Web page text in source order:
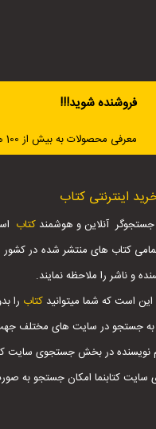
فروشنده شوید!!!
معرفی محصولات به بیش از 100 هزار کاربر سایت
اینترنتی کتاب
جستجوگر آنلاین و هوشمند کتاب
کتاب های منتشر شده در کشور
و ناشر را ملاحظه نمایند.
این است که شما میتوانید کتاب را
به جستجو در سایت های مختلف
نویسنده در بخش جستجوی سایت
سایت کتابنما امکان جستجو به